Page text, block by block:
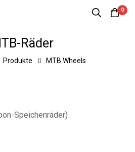
0
Räder
Produkte MTB Wheels
Speichenräder)